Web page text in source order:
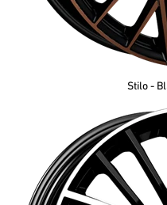
Stilo -